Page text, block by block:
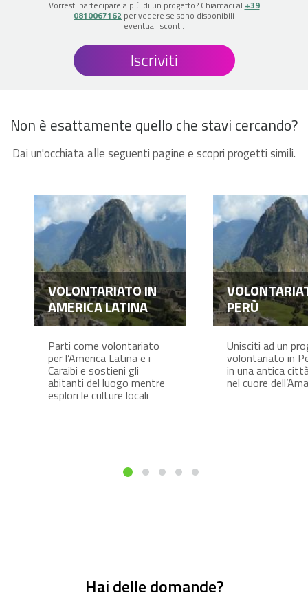
Vorresti partecipare a più di un progetto? Chiamaci al +39
0810067162 per vedere se sono disponibili
eventuali sconti.
Iscriviti
Non è esattamente quello che stavi cercando?
Dai un'occhiata alle seguenti pagine e scopri progetti simili.
VOLONTARIATO IN
AMERICA LATINA
Parti come volontariato
per l’America Latina e i
Caraibi e sostieni gli
abitanti del luogo mentre
esplori le culture locali
PERÙ
Unisciti ad un
volontariato in
in una antica
nel cuore
Hai delle domande?